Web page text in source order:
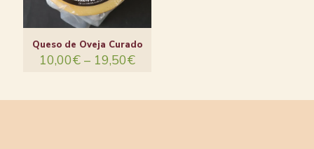
Queso de Oveja Curado
10,00€ – 19,50€